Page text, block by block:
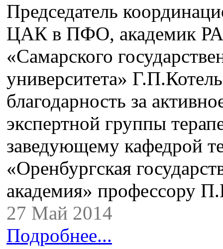
Председатель
ЦАК в ПФО, академик
«Самарского
университета»
благодарность за
экспертной группы
заведующему
«Оренбургская
академия» профессору
27 Май 2014
Подробнее...